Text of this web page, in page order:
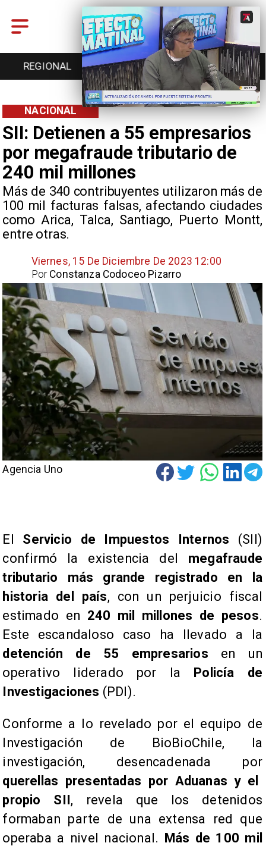
ENTRETENCIÓN DEPORTES CULTURA
SII: Detienen a 55 empresarios
por megafraude tributario de
240 mil millones
Más de 340 contribuyentes utilizaron más de
100 mil facturas falsas, afectando ciudades
como Arica, Talca, Santiago, Puerto Montt,
entre otras.
NACIONAL
Viernes, 15 De Diciembre De 2023 12:00
Constanza Codoceo Pizarro
Por
Agencia Uno
El Servicio de Impuestos Internos (SII)
confirmó la existencia del megafraude
tributario más grande registrado en la
historia del país, con un perjuicio fiscal
estimado en 240 mil millones de pesos.
Este escandaloso caso ha llevado a la
detención de 55 empresarios en un
operativo liderado por la Policía de
Investigaciones (PDI).
Conforme a lo revelado por el equipo de
Investigación de BioBioChile, la
investigación, desencadenada por
querellas presentadas por Aduanas y el
propio SII, revela que los detenidos
formaban parte de una extensa red que
operaba a nivel nacional. Más de 100 mil